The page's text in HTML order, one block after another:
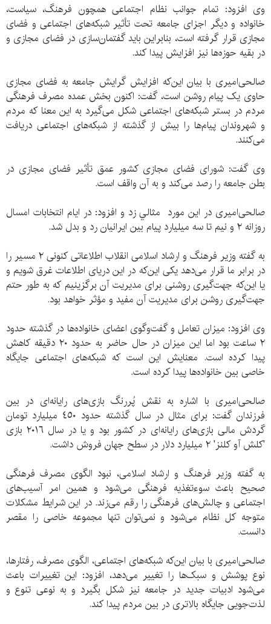
وی افزود: تمام جوانب نظام اجتماعی همچون فرهنگ، سیاست،
خانواده و دیگر اجزای جامعه تحت تأثیر شبکه‌های اجتماعی و فضای
مجازی قرار گرفته است، بنابراین باید گفتمان‌سازی در فضای مجازی و
در بقیه حوزه‌ها نیز افزایش پیدا کند.
صالحی‌امیری با بیان این‌که افزایش گرایش جامعه به فضای مجازی
حاوی یک پیام روشن است، گفت: اکنون بخش عمده مصرف فرهنگی
مردم در بستر شبکه‌های اجتماعی شکل می‌گیرد به این معنا که مردم
و شهروندان پیام‌ها را بیش از گذشته از شبکه‌های اجتماعی دریافت
می‌کنند.
وی گفت: شورای فضای مجازی کشور عمق تأثیر فضای مجازی در
بطن جامعه را رصد می‌کند و به آن واقف است.
صالحی‌امیری در اين مورد مثالي زد و افزود: در ایام انتخابات امسال
روزانه ٢ و نیم تا سه میلیارد پیام بین ایرانیان رد و بدل شد.
به گفته وزیر فرهنگ و ارشاد اسلامی انقلاب اطلاعاتی کنونی ٢ مسیر را
در برابر ما قرار می‌دهد یکی این‌که در این دریای اطلاعات غرق شویم و
یا این‌که جهت‌گیری روشنی برای مدیریت آن برگزینیم که به طور حتم
جهت‌گیری روشن برای مدیریت آن مفید و مؤثر خواهد بود.
وی افزود: میزان تعامل و گفت‌وگوی اعضای خانواده‌ها در گذشته حدود
٢ ساعت بود اما این میزان در حال حاضر به حدود ٢٠ دقیقه کاهش
پیدا کرده است. معنایش این است که شبکه‌های اجتماعی جایگاه
خاصی بین خانواده‌ها پیدا کرده است.
صالحی‌امیری با اشاره به نقش پُررنگ بازی‌های رایانه‌ای در بین
فرزندان گفت: برای مثال در سال گذشته حدود ٤٥٠ میلیارد تومان
گردش مالی بازی‌های رایانه‌ای در کشور بود و یا در سال ٢٠١٦ بازی
'کلش آو کلنز' ٢ میلیارد دلار در سطح جهان فروش داشت.
به گفته وزیر فرهنگ و ارشاد اسلامی، نبود الگوی مصرف فرهنگی
صحیح باعث سوءتغذیه فرهنگی می‌شود و همین امر آسیب‌های
اجتماعی و چالش‌های فرهنگی را رقم می‌زند. در این شرایط مشکلات
متوجه کل نظام می‌شود و نمی‌توان تنها مجموعه خاصی را مقصر
دانست.
صالحی‌امیری با بیان این‌که شبکه‌های اجتماعی، الگوی مصرف، رفتارها،
نوع پوشش و سبک‌ها را تغییر می‌دهد، افزود: این تغییرات باعث
می‌شود ادبیات جدید در جامعه نیز شکل بگیرد و به نوعی تنوع و
لذت‌جویی جایگاه بالاتری در بین مردم پیدا کند.